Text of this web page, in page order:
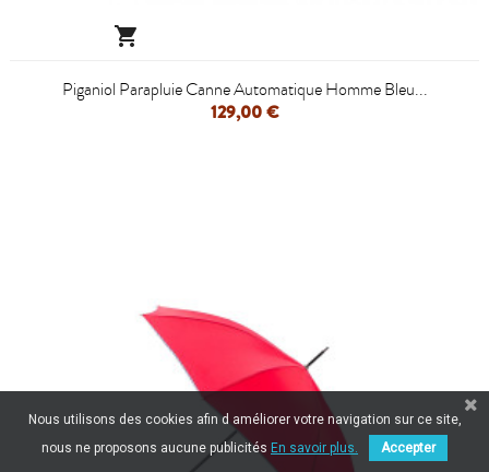

Piganiol Parapluie Canne Automatique Homme Bleu...
129,00 €
Nous utilisons des cookies afin d améliorer votre navigation sur ce site,
nous ne proposons aucune publicités En savoir plus. Accepter